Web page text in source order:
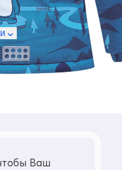
Натуральные
Ваш